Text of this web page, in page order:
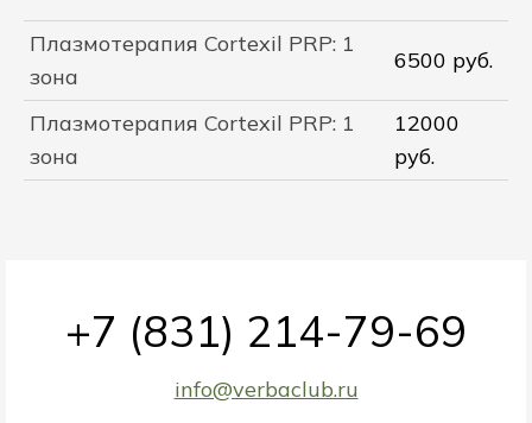
Плазмотерапия Cortexil PRP: 1
зона
6500 руб.
Плазмотерапия Cortexil PRP: 1
зона
12000
руб.
+7 (831) 214-79-69
info@verbaclub.ru